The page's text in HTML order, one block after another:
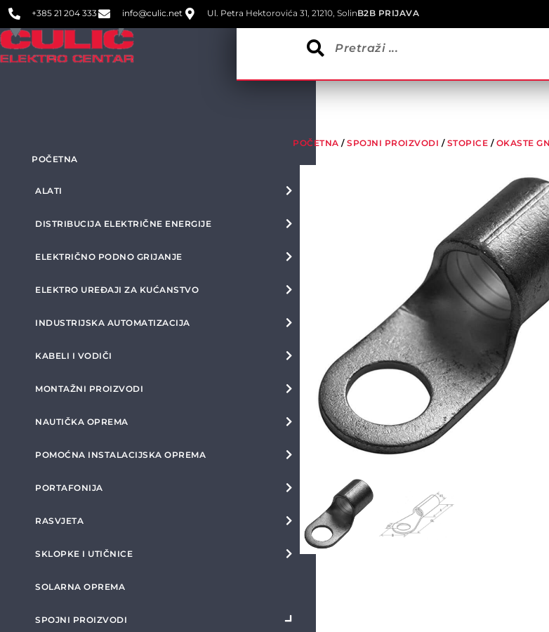
+385 21 204 333 info@culic.net Ul. Petra Hektorovića 31, 21210, SolinB2B PRIJAVA
POČETNA
ALATI
DISTRIBUCIJA ELEKTRIČNE ENERGIJE
ELEKTRIČNO PODNO GRIJANJE
ELEKTRO UREĐAJI ZA KUĆANSTVO
INDUSTRIJSKA AUTOMATIZACIJA
KABELI I VODIČI
MONTAŽNI PROIZVODI
NAUTIČKA OPREMA
POMOĆNA INSTALACIJSKA OPREMA
PORTAFONIJA
RASVJETA
SKLOPKE I UTIČNICE
SOLARNA OPREMA
SPOJNI PROIZVODI
POČETNA /SPOJNI PROIZVODI / STOPICE / OKASTE